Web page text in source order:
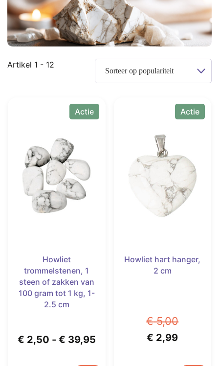
Artikel 1 - 12
Actie
Howliet
trommelstenen, 1
steen of zakken van
100 gram tot 1 kg, 1-
2.5 cm
€ 2,50 - € 39,95Prijsklasse:
Actie
Howliet hart hanger,
2 cm
€5,00
€ 2,99Huidige